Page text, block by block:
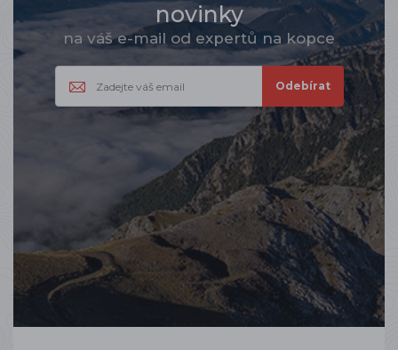
novinky
na váš e-mail od expertů na kopce